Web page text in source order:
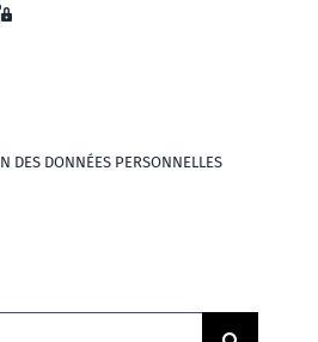
DES DONNÉES PERSONNELLES